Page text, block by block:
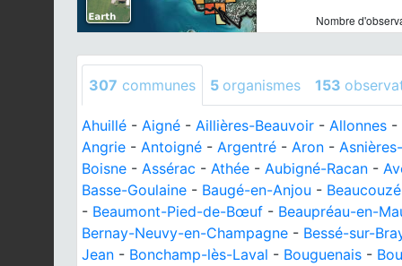
Nombre
307 communes 5 organismes 153
Ahuillé - Aigné - Aillières-Beauvoir - Allonnes -
Angrie - Antoigné - Argentré - Aron -
Boisne - Assérac - Athée - Aubigné-Racan -
Basse-Goulaine - Baugé-en-Anjou - Beaucouzé
- Beaumont-Pied-de-Bœuf - Beaupréau-en-
Bernay-Neuvy-en-Champagne - Bessé-sur-
Jean - Bonchamp-lès-Laval - Bouguenais -